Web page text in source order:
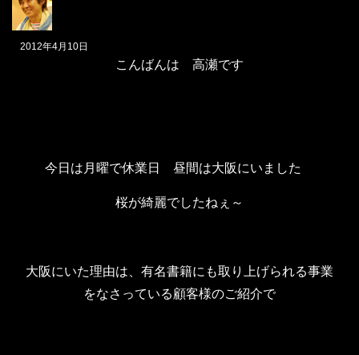
2012年4月10日
こんばんは 高瀬です
今日は月曜で休業日 昼間は大阪にいました
桜が綺麗でしたねぇ～
大阪にいた理由は、有名書籍にも取り上げられる事業
をなさっている顧客様のご紹介で